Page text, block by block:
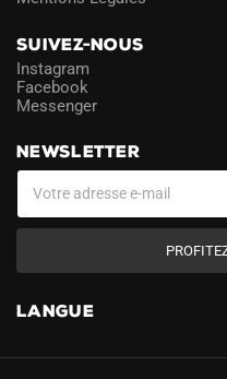
SUIVEZ-NOUS
Instagram
Facebook
Messenger
NEWSLETTER
LANGUE